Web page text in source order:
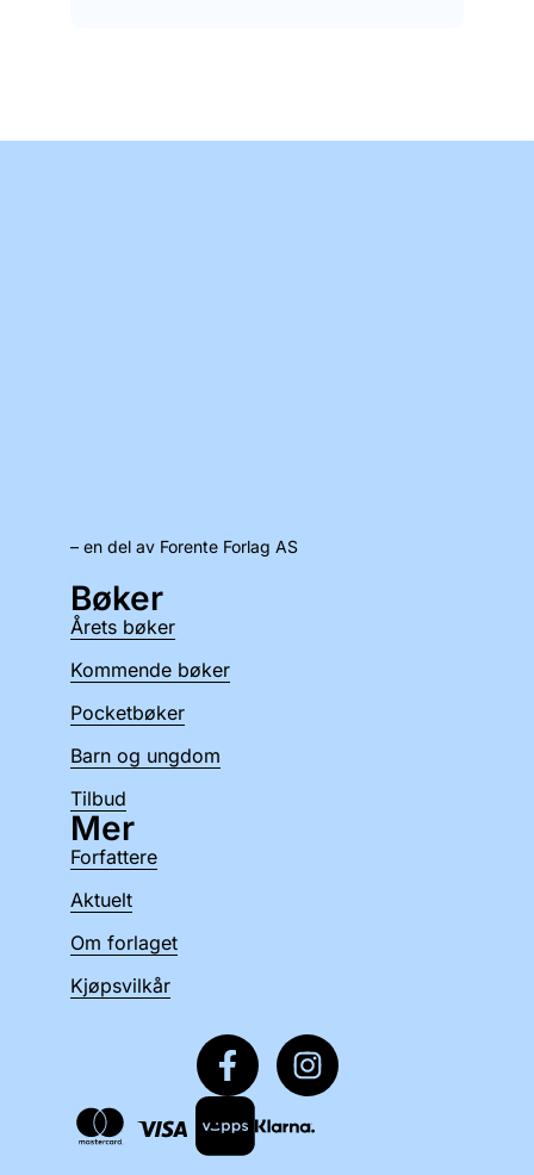
– en del av Forente Forlag AS
Bøker
Årets bøker
Kommende bøker
Pocketbøker
Barn og ungdom
Tilbud
Mer
Forfattere
Aktuelt
Om forlaget
Kjøpsvilkår